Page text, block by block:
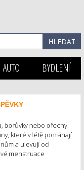
AUTO BYDLENÍ
borůvky nebo ořechy.
které v létě pomáhají
a ulevují od
menstruace